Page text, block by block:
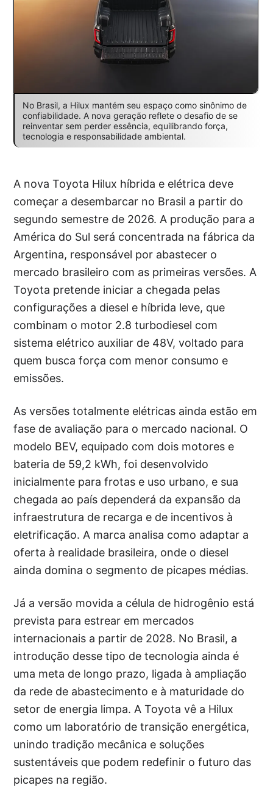
No Brasil, a Hilux mantém seu espaço como sinônimo de
confiabilidade. A nova geração reflete o desafio de se
reinventar sem perder essência, equilibrando força,
tecnologia e responsabilidade ambiental.
A nova Toyota Hilux híbrida e elétrica deve
começar a desembarcar no Brasil a partir do
segundo semestre de 2026. A produção para a
América do Sul será concentrada na fábrica da
Argentina, responsável por abastecer o
mercado brasileiro com as primeiras versões. A
Toyota pretende iniciar a chegada pelas
configurações a diesel e híbrida leve, que
combinam o motor 2.8 turbodiesel com
sistema elétrico auxiliar de 48V, voltado para
quem busca força com menor consumo e
emissões.
As versões totalmente elétricas ainda estão em
fase de avaliação para o mercado nacional. O
modelo BEV, equipado com dois motores e
bateria de 59,2 kWh, foi desenvolvido
inicialmente para frotas e uso urbano, e sua
chegada ao país dependerá da expansão da
infraestrutura de recarga e de incentivos à
eletrificação. A marca analisa como adaptar a
oferta à realidade brasileira, onde o diesel
ainda domina o segmento de picapes médias.
Já a versão movida a célula de hidrogênio está
prevista para estrear em mercados
internacionais a partir de 2028. No Brasil, a
introdução desse tipo de tecnologia ainda é
uma meta de longo prazo, ligada à ampliação
da rede de abastecimento e à maturidade do
setor de energia limpa. A Toyota vê a Hilux
como um laboratório de transição energética,
unindo tradição mecânica e soluções
sustentáveis que podem redefinir o futuro das
picapes na região.